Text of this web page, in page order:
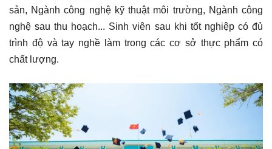
sản, Ngành công nghệ kỹ thuật môi trường, Ngành công
nghệ sau thu hoạch... Sinh viên sau khi tốt nghiệp có đủ
trình độ và tay nghề làm trong các cơ sở thực phẩm có
chất lượng.